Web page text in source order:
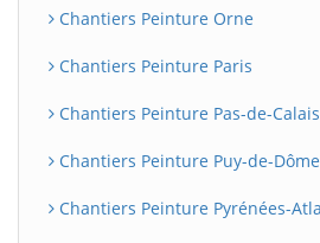
Chantiers Peinture Orne
Chantiers Peinture Paris
Chantiers Peinture Pas-de-Calais
Chantiers Peinture Puy-de-Dôme
Chantiers Peinture Pyrénées-